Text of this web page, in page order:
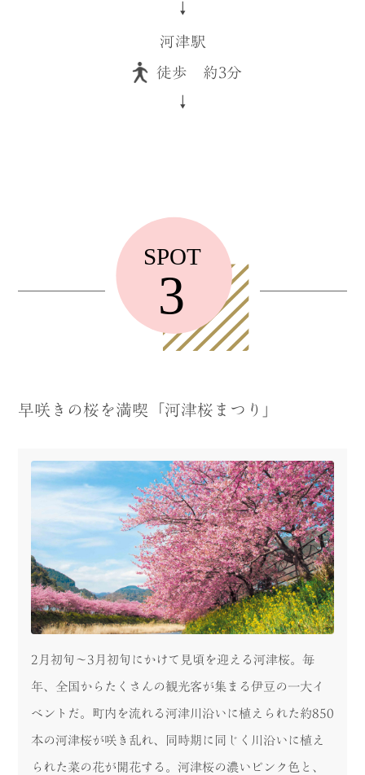
↓
河津駅
徒歩 約3分
↓
早咲きの桜を満喫「河津桜まつり」
2月初旬〜3月初旬にかけて見頃を迎える河津桜。毎
年、全国からたくさんの観光客が集まる伊豆の一大イ
ベントだ。町内を流れる河津川沿いに植えられた約850
本の河津桜が咲き乱れ、同時期に同じく川沿いに植え
られた菜の花が開花する。河津桜の濃いピンク色と、